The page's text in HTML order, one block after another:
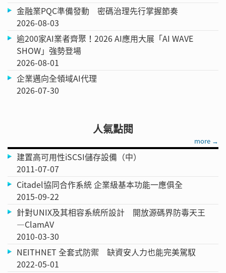
金融業PQC準備發動 密碼治理先行掌握節奏
2026-08-03
逾200家AI業者齊聚！2026 AI應用大展「AI WAVE
SHOW」強勢登場
2026-08-01
企業邁向全領域AI代理
2026-07-30
人氣點閱
more →
建置高可用性iSCSI儲存設備（中）
2011-07-07
Citadel協同合作系統 企業級基本功能一應俱全
2015-09-22
針對UNIX及其相容系統所設計 開放源碼界防毒天王
—ClamAV
2010-03-30
NEITHNET 全套式防禦 缺資安人力也能完美駕馭
2022-05-01